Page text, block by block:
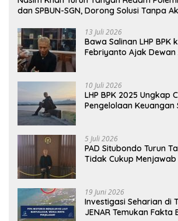
dan SPBUN-SGN, Dorong Solusi Tanpa
13 Juli 2026
Bawa Salinan LHP BPK
Febriyanto Ajak
10 Juli 2026
LHP BPK 2025 Ungkap
Pengelolaan Keuangan
5 Juli 2026
PAD Situbondo Turun
Tidak Cukup
19 Juni 2026
Investigasi Seharian di
JENAR Temukan